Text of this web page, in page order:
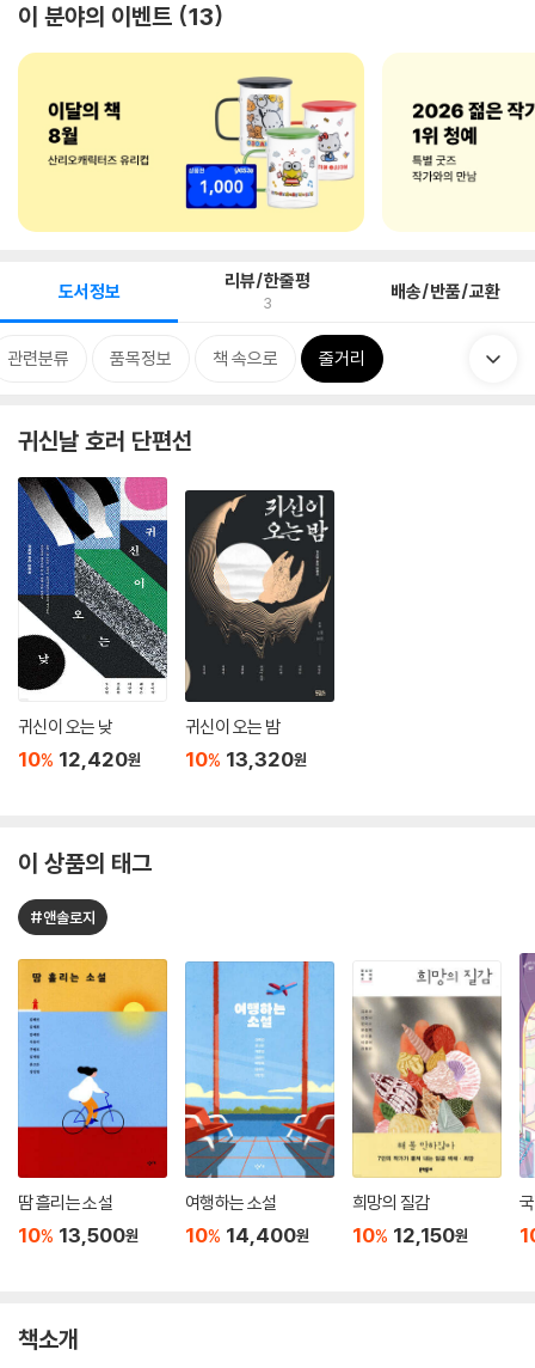
이 분야의 이벤트 13
도서정보 리뷰/한줄평
3 배송/반품/교환
관련분류 품목정보 책 속으로 줄거리
귀신날 호러 단편선
귀신이 오는 낮
10% 12,420원
귀신이 오는 밤
10% 13,320원
이 상품의 태그
#앤솔로지
땀 흘리는 소설
10% 13,500원
여행하는 소설
10% 14,400원
희망의 질감
10% 12,150원
책소개